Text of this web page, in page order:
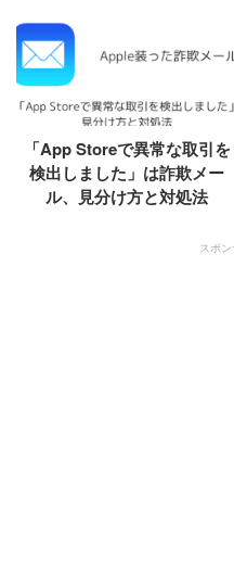
「App Storeで異常な取引を
検出しました」は詐欺メー
ル、見分け方と対処法
スポ